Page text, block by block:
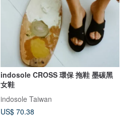
indosole CROSS 環保 拖鞋 墨碳黑
女鞋
indosole Taiwan
US$ 70.38